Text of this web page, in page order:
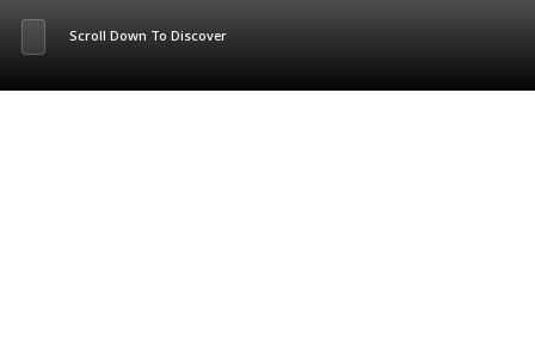
Scroll Down To Discover